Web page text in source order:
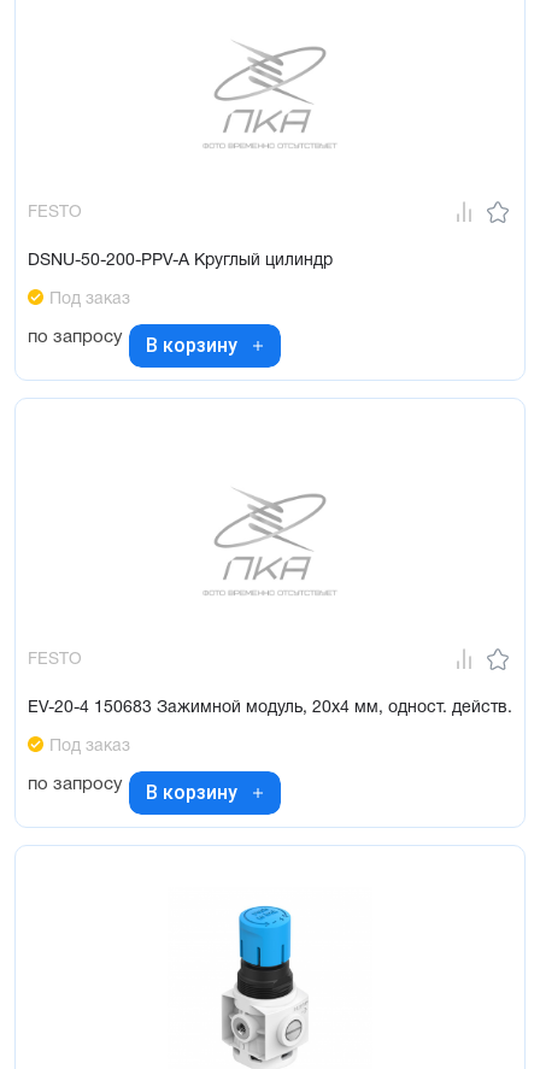
FESTO
DSNU-50-200-PPV-A Круглый цилиндр
Под заказ
по запросу В корзину
FESTO
EV-20-4 150683 Зажимной модуль, 20x4 мм, одност. действ.
Под заказ
по запросу В корзину